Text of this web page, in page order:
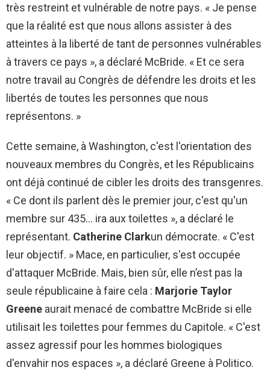
très restreint et vulnérable de notre pays. « Je pense
que la réalité est que nous allons assister à des
atteintes à la liberté de tant de personnes vulnérables
à travers ce pays », a déclaré McBride. « Et ce sera
notre travail au Congrès de défendre les droits et les
libertés de toutes les personnes que nous
représentons. »
Cette semaine, à Washington, c'est l'orientation des
nouveaux membres du Congrès, et les Républicains
ont déjà continué de cibler les droits des transgenres.
« Ce dont ils parlent dès le premier jour, c'est qu'un
membre sur 435… ira aux toilettes », a déclaré le
représentant. Catherine Clarkun démocrate. « C'est
leur objectif. » Mace, en particulier, s'est occupée
d'attaquer McBride. Mais, bien sûr, elle n’est pas la
seule républicaine à faire cela : Marjorie Taylor
Greene aurait menacé de combattre McBride si elle
utilisait les toilettes pour femmes du Capitole. « C'est
assez agressif pour les hommes biologiques
d'envahir nos espaces », a déclaré Greene à Politico.